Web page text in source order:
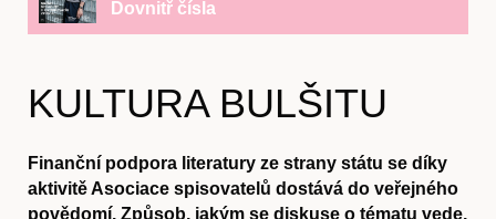
Dovnitř čísla
KULTURA BULŠITU
Finanční podpora literatury ze strany státu se díky
aktivitě Asociace spisovatelů dostává do veřejného
povědomí. Způsob, jakým se diskuse o tématu vede,